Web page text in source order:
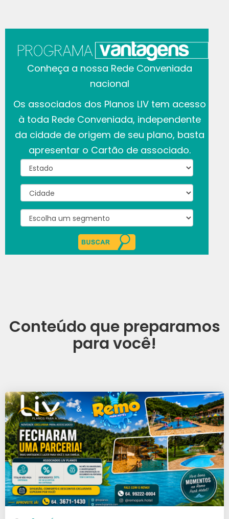
Conheça a nossa Rede Conveniada
nacional
Os associados dos Planos LIV tem acesso
à toda Rede Conveniada, independente
da cidade de origem de seu plano, basta
apresentar o Cartão de associado.
Conteúdo que preparamos
para você!